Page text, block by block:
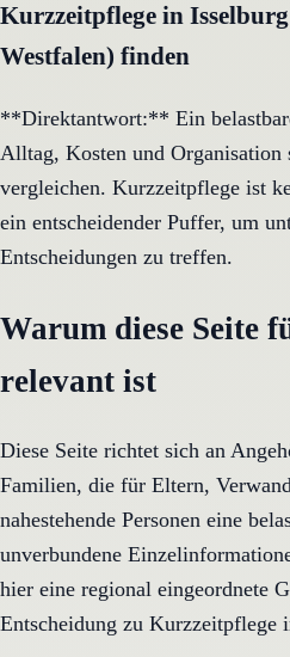
Kurzzeitpflege in
Westfalen) finden
**Direktantwort:** Ein
Alltag, Kosten und Organisation
vergleichen. Kurzzeitpflege ist
ein entscheidender Puffer, um
Entscheidungen zu treffen.
Warum diese Seite
relevant ist
Diese Seite richtet sich an
Familien, die für Eltern,
nahestehende Personen eine
unverbundene
hier eine regional eingeordnete
Entscheidung zu Kurzzeitpflege